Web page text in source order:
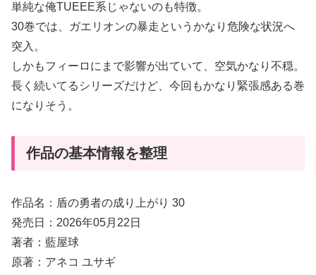
単純な俺TUEEE系じゃないのも特徴。
30巻では、ガエリオンの暴走というかなり危険な状況へ
突入。
しかもフィーロにまで影響が出ていて、空気かなり不穏。
長く続いてるシリーズだけど、今回もかなり緊張感ある巻
になりそう。
作品の基本情報を整理
作品名：盾の勇者の成り上がり 30
発売日：2026年05月22日
著者：藍屋球
原著：アネコ ユサギ